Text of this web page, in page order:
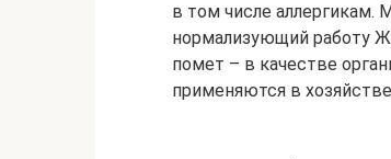
в том числе аллергикам.
нормализующий работу
помет – в качестве
применяются в